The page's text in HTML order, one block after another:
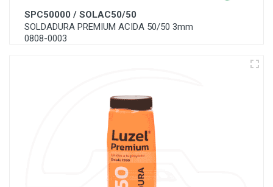
SPC50000 / SOLAC50/50
SOLDADURA PREMIUM ACIDA 50/50 3mm
0808-0003